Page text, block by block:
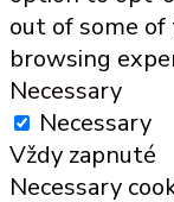
out of some of
browsing
Necessary
Necessary
Vždy zapnuté
Necessary